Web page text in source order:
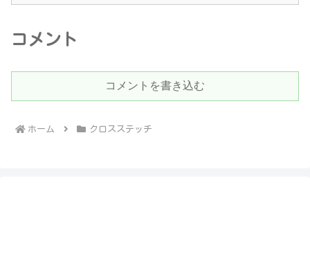
コメント
コメントを書き込む
ホーム クロスステッチ